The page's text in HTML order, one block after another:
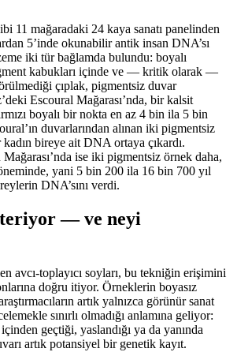
11 mağaradaki 24 kaya sanatı panelinden
5’inde okunabilir antik insan DNA’sı
iki tür bağlamda bulundu: boyalı
kabukları içinde ve — kritik olarak —
çıplak, pigmentsiz duvar
Escoural Mağarası’nda, bir kalsit
boyalı bir nokta en az 4 bin ila 5 bin
duvarlarından alınan iki pigmentsiz
bireye ait DNA ortaya çıkardı.
ise iki pigmentsiz örnek daha,
yani 5 bin 200 ila 16 bin 700 yıl
DNA’sını verdi.
— ve neyi
avcı-toplayıcı soyları, bu tekniğin erişimini
doğru itiyor. Örneklerin boyasız
artık yalnızca görünür sanat
sınırlı olmadığı anlamına geliyor:
geçtiği, yaslandığı ya da yanında
artık potansiyel bir genetik kayıt.